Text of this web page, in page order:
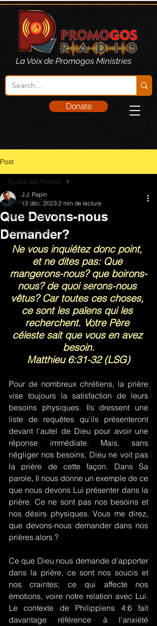
La Voix de Promogos Ministries
Donate
Post
Toutes les Postes
Méditation du Jour
Mots de Prière
Toutes les Postes
Que Devons-nous
Demander?
J.J. Papin
12 déc. 2023 2 min de lecture
Ne vous inquiétez donc point,
et ne dites pas: Que
mangerons-nous? que boirons-
nous? de quoi serons-nous
vêtus? Car toutes ces choses,
ce sont les païens qui les
recherchent. Votre Père
céleste sait que vous en avez
besoin.
Matthieu 6:31-32 (LSG)
Pour de nombreux chrétiens, la prière
vise toujours la satisfaction de leurs
besoins physiques. Ils dressent une
liste de requêtes qu'ils présenteront
devant l'autel de Dieu pour avoir une
réponse immédiate. Mais, sans
négliger nos besoins, Dieu ne voit pas
la prière de cette façon. Dans Sa
parole, Il nous donne un exemple de ce
que nous devons Lui présenter dans la
prière. Ce ne sont pas nos besoins et
nos désirs physiques. Vous me direz,
que devons-nous demander dans nos
prières alors ?
Ce que Dieu nous demande d’apporter
dans la prière, ce sont nos soucis et
nos craintes; ce qui affecte nos
émotions, voire notre relation avec Lui.
Le contexte de Philippiens 4:6 fait
davantage référence à l’anxiété